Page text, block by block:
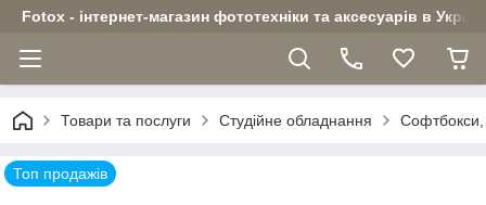
Fotox - інтернет-магазин фототехніки та аксесуарів в
Товари та послуги Студійне обладнання Софтбокси,
Топ продажів